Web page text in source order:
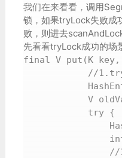
我们在来看看， 调用
锁，如果tryLock失败成
败，则进去
先看看tryLock成功的场
final V put(K
//1.tryLock成
V
try {
int index =
//3.entryAt通过